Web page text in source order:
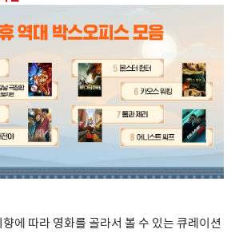
에 따라 영화를 골라서 볼 수 있는 큐레이션